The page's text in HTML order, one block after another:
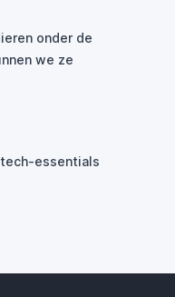
onder de
we ze
essentials